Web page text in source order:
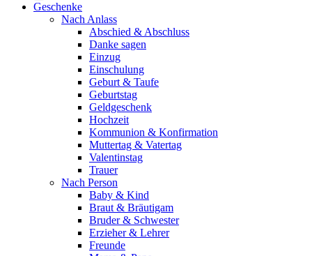
Geschenke
Nach Anlass
Abschied & Abschluss
Danke sagen
Einzug
Einschulung
Geburt & Taufe
Geburtstag
Geldgeschenk
Hochzeit
Kommunion & Konfirmation
Muttertag & Vatertag
Valentinstag
Trauer
Nach Person
Baby & Kind
Braut & Bräutigam
Bruder & Schwester
Erzieher & Lehrer
Freunde